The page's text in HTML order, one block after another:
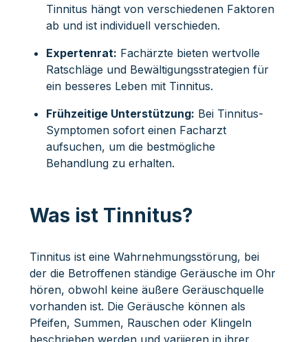
Tinnitus hängt von verschiedenen Faktoren
ab und ist individuell verschieden.
Expertenrat: Fachärzte bieten wertvolle
Ratschläge und Bewältigungsstrategien für
ein besseres Leben mit Tinnitus.
Frühzeitige Unterstützung: Bei Tinnitus-
Symptomen sofort einen Facharzt
aufsuchen, um die bestmögliche
Behandlung zu erhalten.
Was ist Tinnitus?
Tinnitus ist eine Wahrnehmungsstörung, bei
der die Betroffenen ständige Geräusche im Ohr
hören, obwohl keine äußere Geräuschquelle
vorhanden ist. Die Geräusche können als
Pfeifen, Summen, Rauschen oder Klingeln
beschrieben werden und variieren in ihrer